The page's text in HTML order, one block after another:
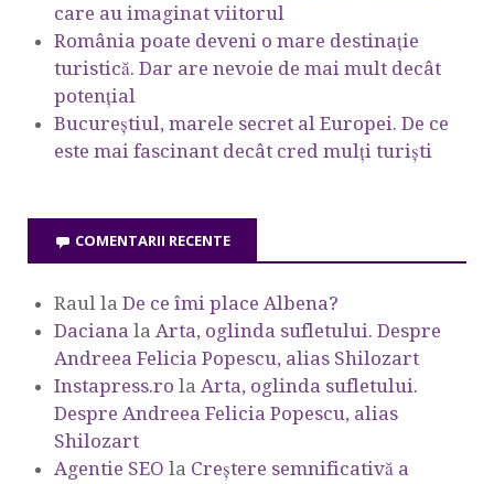
care au imaginat viitorul
România poate deveni o mare destinație
turistică. Dar are nevoie de mai mult decât
potențial
Bucureștiul, marele secret al Europei. De ce
este mai fascinant decât cred mulți turiști
COMENTARII RECENTE
Raul la De ce îmi place Albena?
Daciana la Arta, oglinda sufletului. Despre
Andreea Felicia Popescu, alias Shilozart
Instapress.ro la Arta, oglinda sufletului.
Despre Andreea Felicia Popescu, alias
Shilozart
Agentie SEO la Creștere semnificativă a